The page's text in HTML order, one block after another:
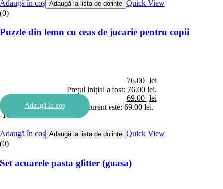
Adaugă în coș Adaugă la lista de dorințe Quick View
(0)
Puzzle din lemn cu ceas de jucarie pentru copii
76.00 lei
Prețul inițial a fost: 76.00 lei.
69.00 lei
Prețul curent este: 69.00 lei.
Adaugă în coș
-10%
Adaugă în coș Adaugă la lista de dorințe Quick View
(0)
Set acuarele pasta glitter (guasa)